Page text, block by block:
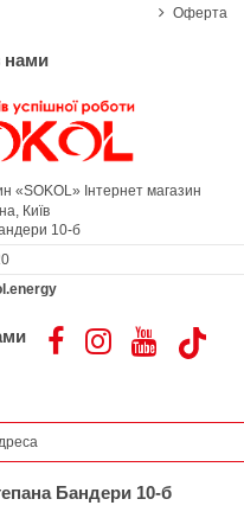
Оферта
нами
«SOKOL» Інтернет магазин
Київ
10-б
Бандери 10-б